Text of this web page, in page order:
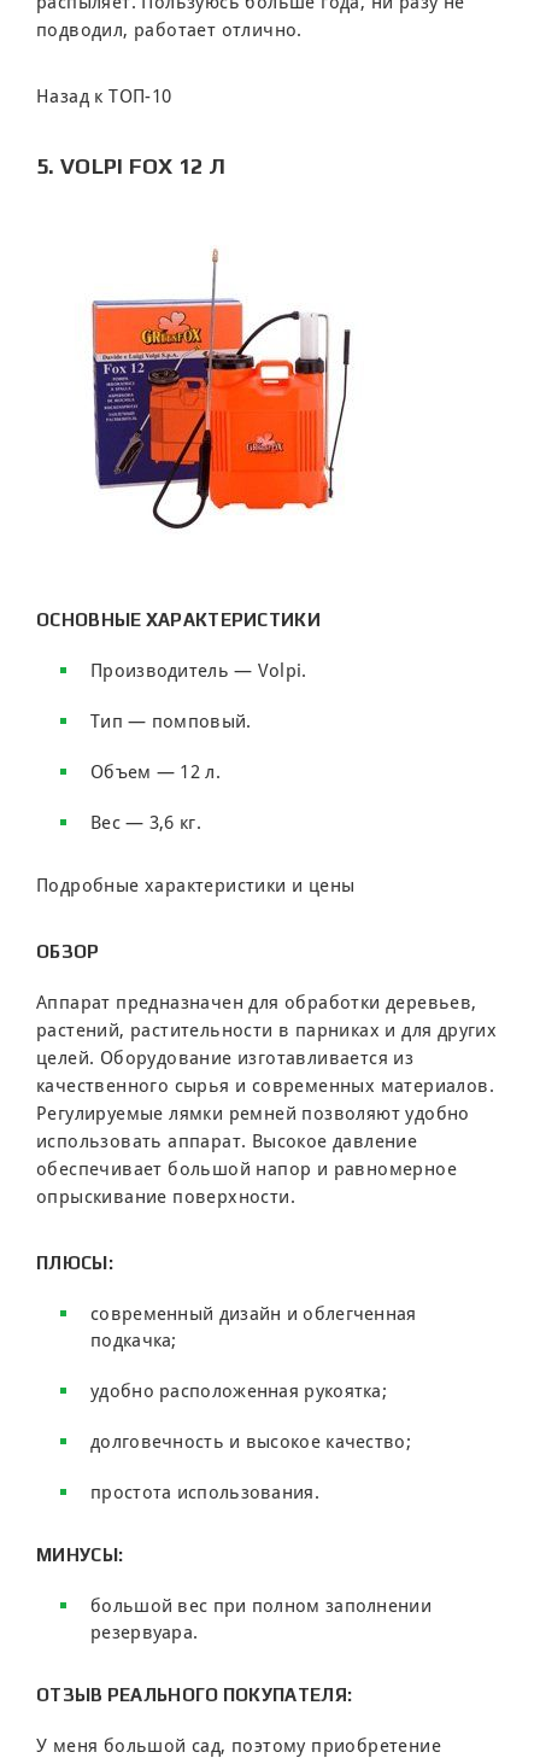
подводил, работает отлично.
Назад к ТОП-10
5. VOLPI FOX 12 Л
ОСНОВНЫЕ ХАРАКТЕРИСТИКИ
Производитель — Volpi.
Тип — помповый.
Объем — 12 л.
Вес — 3,6 кг.
Подробные характеристики и цены
ОБЗОР
Аппарат предназначен для обработки деревьев,
растений, растительности в парниках и для других
целей. Оборудование изготавливается из
качественного сырья и современных материалов.
Регулируемые лямки ремней позволяют удобно
использовать аппарат. Высокое давление
обеспечивает большой напор и равномерное
опрыскивание поверхности.
ПЛЮСЫ:
современный дизайн и облегченная
подкачка;
удобно расположенная рукоятка;
долговечность и высокое качество;
простота использования.
МИНУСЫ:
большой вес при полном заполнении
резервуара.
ОТЗЫВ РЕАЛЬНОГО ПОКУПАТЕЛЯ:
У меня большой сад, поэтому приобретение